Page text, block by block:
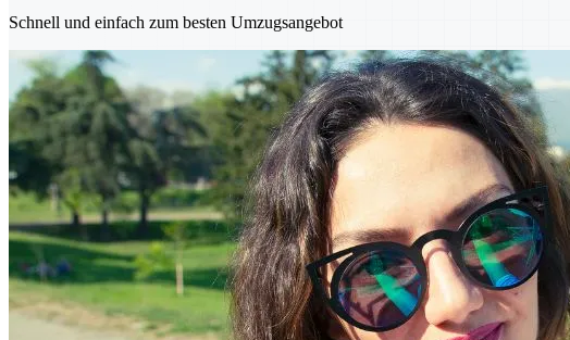
Schnell und einfach zum besten Umzugsangebot